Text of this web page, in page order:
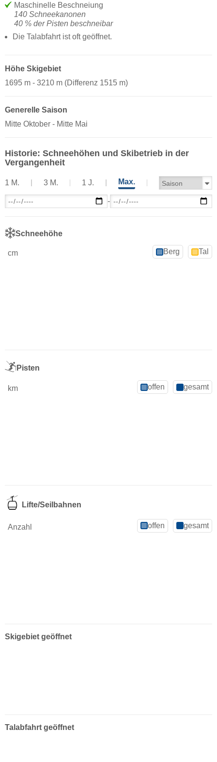
Maschinelle Beschneiung
140 Schneekanonen
40 % der Pisten beschneibar
Die Talabfahrt ist oft geöffnet.
Höhe Skigebiet
1695 m - 3210 m (Differenz 1515 m)
Generelle Saison
Mitte Oktober - Mitte Mai
Historie: Schneehöhen und Skibetrieb in der
Vergangenheit
1 M. 3 M. 1 J. Max.
-
Schneehöhe
cm Berg Tal
Pisten
km offen gesamt
Lifte/Seilbahnen
Anzahl offen gesamt
Skigebiet geöffnet
Talabfahrt geöffnet